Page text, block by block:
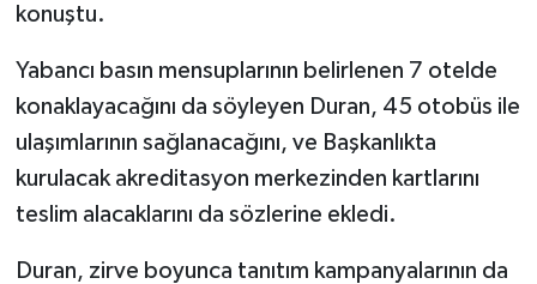
konuştu.
Yabancı basın mensuplarının belirlenen 7 otelde
konaklayacağını da söyleyen Duran, 45 otobüs ile
ulaşımlarının sağlanacağını, ve Başkanlıkta
kurulacak akreditasyon merkezinden kartlarını
teslim alacaklarını da sözlerine ekledi.
Duran, zirve boyunca tanıtım kampanyalarının da